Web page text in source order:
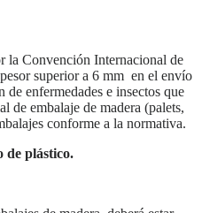
la Convención Internacional de
superior a 6 mm en el envío
enfermedades e insectos que
de embalaje de madera (palets,
conforme a la normativa.
de plástico.